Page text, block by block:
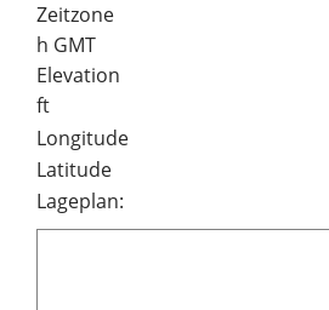
Zeitzone
h GMT
Elevation
ft
Longitude
Latitude
Lageplan: